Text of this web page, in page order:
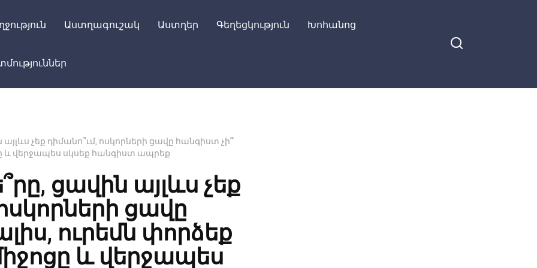
Աստղագուշակ Աստղեր Գեղեցկություն Խոհանոց
այլևս չեք դիմանո՞ւմ, ոսկորների ցավը հանգիստ չի՞
և վերջապես սկսեք հանգիստ ապրեք
ցավին այլևս չեք
ցավը
ուրեմն փորձեք
և վերջապես